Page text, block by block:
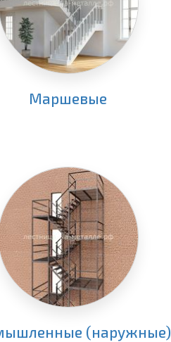
Маршевые
(наружные)